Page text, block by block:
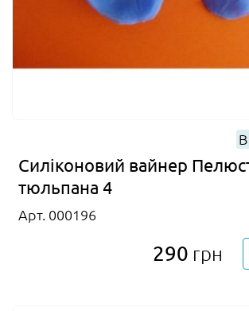
Силіконовий вайнер
тюльпана 4
Арт. 000196
290 грн